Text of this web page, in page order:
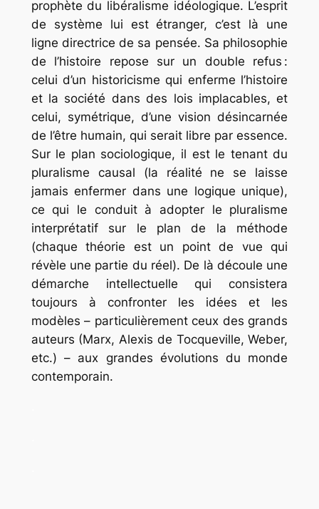
prophète du libéralisme idéologique. L’esprit
de système lui est étranger, c’est là une
ligne directrice de sa pensée. Sa philosophie
de l’histoire repose sur un double refus :
celui d’un historicisme qui enferme l’histoire
et la société dans des lois implacables, et
celui, symétrique, d’une vision désincarnée
de l’être humain, qui serait libre par essence.
Sur le plan sociologique, il est le tenant du
pluralisme causal (la réalité ne se laisse
jamais enfermer dans une logique unique),
ce qui le conduit à adopter le pluralisme
interprétatif sur le plan de la méthode
(chaque théorie est un point de vue qui
révèle une partie du réel). De là découle une
démarche intellectuelle qui consistera
toujours à confronter les idées et les
modèles – particulièrement ceux des grands
auteurs (Marx, Alexis de Tocqueville, Weber,
etc.) – aux grandes évolutions du monde
contemporain.